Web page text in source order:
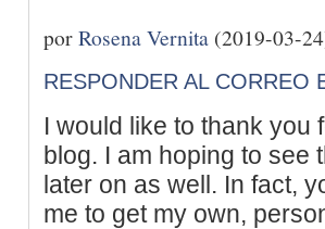
porRosena Vernita (2019-03-
RESPONDER AL CORREO
I would like to thank you
blog. I am hoping to see
later on as well. In fact,
me to get my own,